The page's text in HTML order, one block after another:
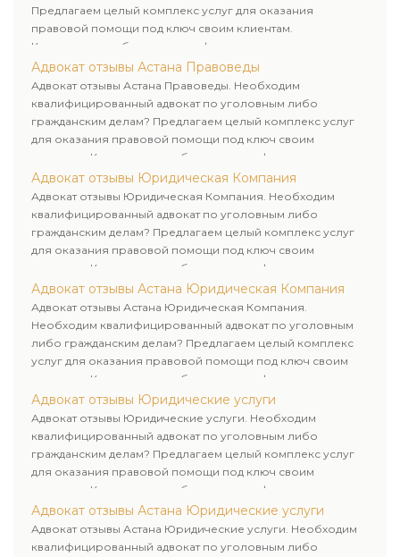
Предлагаем целый комплекс услуг для оказания
правовой помощи под ключ своим клиентам.
Комплексное обслуживание физических и юридических
лиц. Индивидуальный подход к каждому клиенту.
Адвокат отзывы Астана Правоведы
Адвокат отзывы Астана Правоведы. Необходим
квалифицированный адвокат по уголовным либо
гражданским делам? Предлагаем целый комплекс услуг
для оказания правовой помощи под ключ своим
клиентам. Комплексное обслуживание физических и
юридических лиц. Индивидуальный подход к каждому
клиенту.
Адвокат отзывы Юридическая Компания
Адвокат отзывы Юридическая Компания. Необходим
квалифицированный адвокат по уголовным либо
гражданским делам? Предлагаем целый комплекс услуг
для оказания правовой помощи под ключ своим
клиентам. Комплексное обслуживание физических и
юридических лиц. Индивидуальный подход к каждому
клиенту.
Адвокат отзывы Астана Юридическая Компания
Адвокат отзывы Астана Юридическая Компания.
Необходим квалифицированный адвокат по уголовным
либо гражданским делам? Предлагаем целый комплекс
услуг для оказания правовой помощи под ключ своим
клиентам. Комплексное обслуживание физических и
юридических лиц. Индивидуальный подход к каждому
клиенту.
Адвокат отзывы Юридические услуги
Адвокат отзывы Юридические услуги. Необходим
квалифицированный адвокат по уголовным либо
гражданским делам? Предлагаем целый комплекс услуг
для оказания правовой помощи под ключ своим
клиентам. Комплексное обслуживание физических и
юридических лиц. Индивидуальный подход к каждому
клиенту.
Адвокат отзывы Астана Юридические услуги
Адвокат отзывы Астана Юридические услуги. Необходим
квалифицированный адвокат по уголовным либо